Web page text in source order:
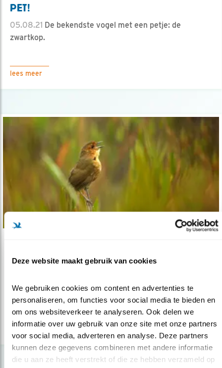
Deze website maakt gebruik van cookies
We gebruiken cookies om content en advertenties te
personaliseren, om functies voor social media te bieden en
om ons websiteverkeer te analyseren. Ook delen we
informatie over uw gebruik van onze site met onze partners
voor social media, adverteren en analyse. Deze partners
kunnen deze gegevens combineren met andere informatie
die u aan ze heeft verstrekt of die ze hebben verzameld op
PET!
05.08.21 De bekendste vogel met een petje: de
zwartkop.
lees meer
21 nieuwe soorten?
21 nieuwe soorten vogels.
lees meer